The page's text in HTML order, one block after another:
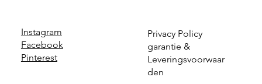
Instagram
Facebook
Pinterest
Privacy Policy
garantie &
Leveringsvoorwaar
den